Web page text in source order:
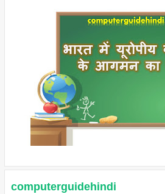
computerguidehindi